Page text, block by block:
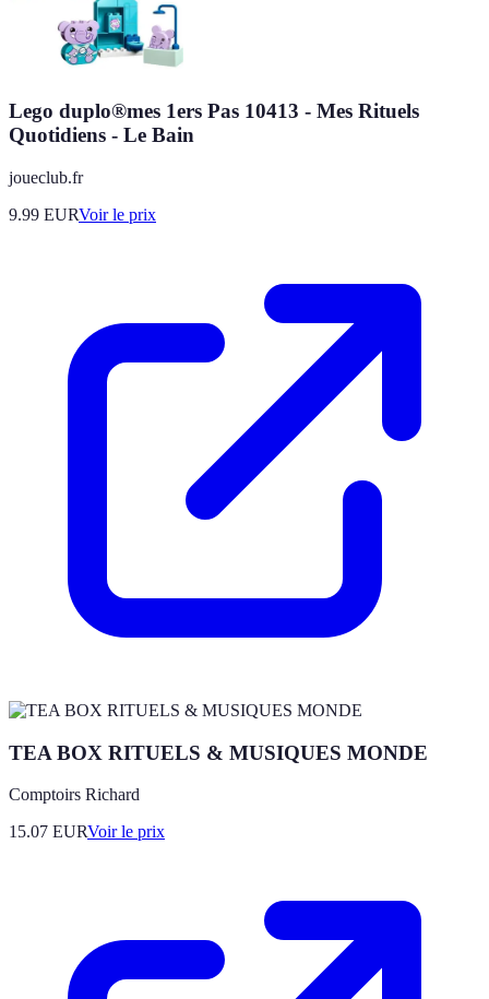
Lego duplo®mes 1ers Pas 10413 - Mes Rituels
Quotidiens - Le Bain
joueclub.fr
9.99 EURVoir le prix
TEA BOX RITUELS & MUSIQUES MONDE
Comptoirs Richard
15.07 EURVoir le prix